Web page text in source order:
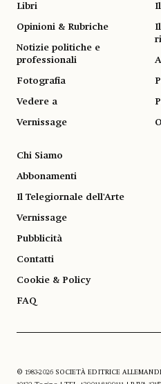
Libri
Opinioni & Rubriche
Notizie politiche e
professionali
Fotografia
Vedere a
Vernissage
Chi Siamo
Abbonamenti
Il Telegiornale dell'Arte
Vernissage
Pubblicità
Contatti
Cookie & Policy
FAQ
© 1983-2026 SOCIETÀ EDITRICE